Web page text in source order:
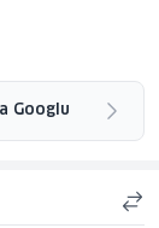
Googlu